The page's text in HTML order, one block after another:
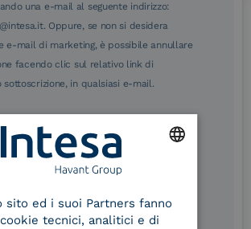
nostre certificazioni
Trust
eIDAS Qualified Trust
Service Provider for
Remote Qualified
Seal Creation
una e-mail al seguente indirizzo:
Oppure, se non si desidera
e-mail di marketing, è possibile annullare
facendo clic sul relativo link di
sottoscrizione, in qualsiasi e-mail.
sulle procedure sono disponibili
tutela della privacy INTESA. Inoltrando il
dichiaro di aver letto e compreso le
della privacy INTESA .
ITALIAN
sito ed i suoi Partners fanno
tecnici, analitici e di